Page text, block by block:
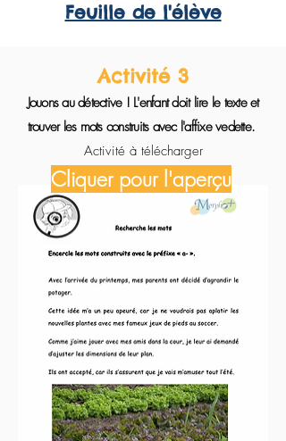
Feuille de l'élève
Activité 3
Jouons au détective ! L'enfant doit lire le texte et
trouver les mots construits avec l'affixe vedette.
Activité à télécharger
Cliquer pour l'aperçu